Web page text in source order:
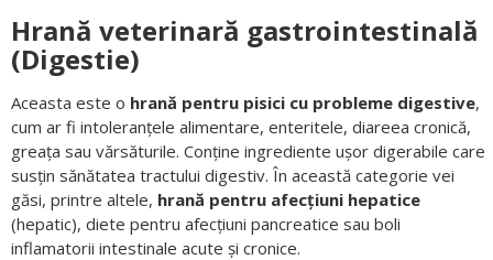
Hrană veterinară gastrointestinală
(Digestie)
Aceasta este o hrană pentru pisici cu probleme digestive,
cum ar fi intoleranțele alimentare, enteritele, diareea cronică,
greața sau vărsăturile. Conține ingrediente ușor digerabile care
susțin sănătatea tractului digestiv. În această categorie vei
găsi, printre altele, hrană pentru afecțiuni hepatice
(hepatic), diete pentru afecțiuni pancreatice sau boli
inflamatorii intestinale acute și cronice.